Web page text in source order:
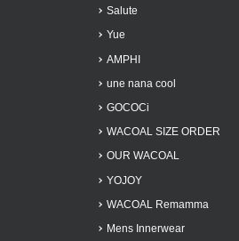
公
企業
Salute
Yue
AMPHI
une nana cool
GOCOCi
WACOAL SIZE ORDER
OUR WACOAL
YOJOY
WACOAL Remamma
Mens Innerwear